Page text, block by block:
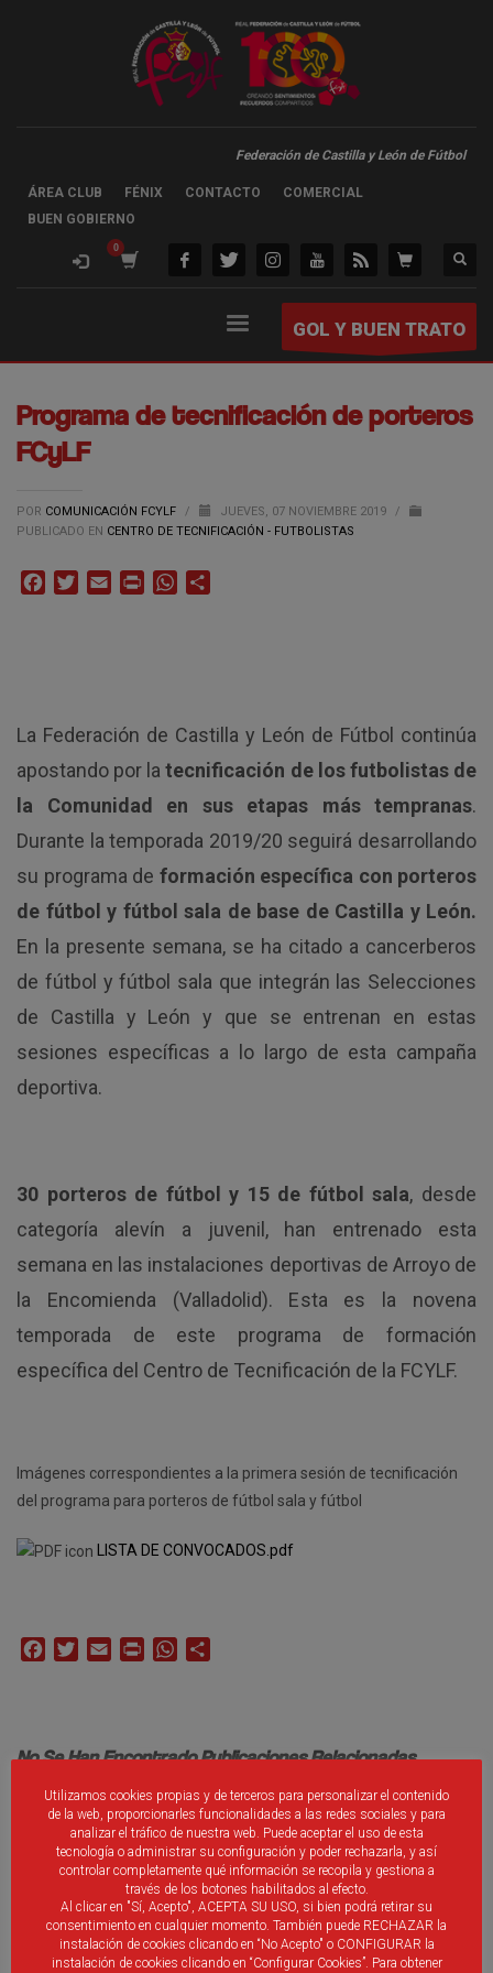
Federación de Castilla y León de Fútbol
ÁREA CLUB FÉNIX CONTACTO
COMERCIAL
BUEN GOBIERNO
GOL Y BUEN TRATO
Programa de tecnificación de porteros
FCyLF
POR COMUNICACIÓN FCYLF / JUEVES, 07 NOVIEMBRE 2019
/
PUBLICADO EN CENTRO DE TECNIFICACIÓN - FUTBOLISTAS
FacebookTwitterEmail Print WhatsApp
La Federación de Castilla y León de Fútbol continúa
apostando por latecnificación de los futbolistas de
la Comunidad en sus etapas más tempranas.
Durante la temporada 2019/20 seguirá desarrollando
su programa de formación específica con porteros
de fútbol y fútbol sala de base de Castilla y León.
En la presente semana, se ha citado a cancerberos
de fútbol y fútbol sala que integrán las Selecciones
de Castilla y León y que se entrenan en estas
sesiones específicas a lo largo de esta campaña
deportiva.
30 porteros de fútbol y 15 de fútbol sala, desde
categoría alevín a juvenil, han entrenado esta
semana en las instalaciones deportivas de Arroyo de
la Encomienda (Valladolid). Esta es la novena
temporada de este programa de formación
específica del Centro de Tecnificación de la FCYLF.
Imágenes correspondientes a la primera sesión de tecnificación
del programa para porteros de fútbol sala y fútbol
LISTA DE CONVOCADOS.pdf
FacebookTwitterEmail Print WhatsApp
No Se Han Encontrado Publicaciones Relacionadas.
Debes seridentificadointroducir un comentario.
Utilizamos cookies propias y de terceros para personalizar el contenido
de la web, proporcionarles funcionalidades a las redes sociales y para
analizar el tráfico de nuestra web. Puede aceptar el uso de esta
tecnología o administrar su configuración y poder rechazarla, y así
controlar completamente qué información se recopila y gestiona a
través de los botones habilitados al efecto.
Al clicar en "Sí, Acepto", ACEPTA SU USO, si bien podrá retirar su
consentimiento en cualquier momento. También puede RECHAZAR la
instalación de cookies clicando en “No Acepto" o CONFIGURAR la
instalación de cookies clicando en “Configurar Cookies”. Para obtener